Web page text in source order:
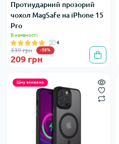
Протиударний прозорий
чохол MagSafe на iPhone 15
Pro
В наявності
4
339 грн -38%
209 грн
Ціну знижено